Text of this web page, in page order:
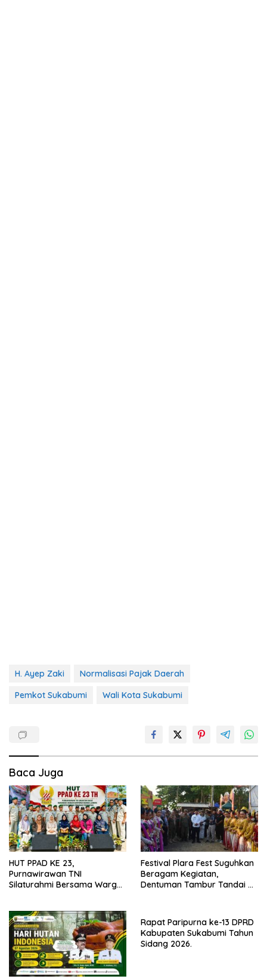
H. Ayep Zaki
Normalisasi Pajak Daerah
Pemkot Sukabumi
Wali Kota Sukabumi
Baca Juga
HUT PPAD KE 23,
Purnawirawan TNI
Silaturahmi Bersama Warga
Festival Plara Fest Suguhkan
Beragam Kegiatan,
Dentuman Tambur Tandai di
Rapat Paripurna ke-13 DPRD
Kabupaten Sukabumi Tahun
Sidang 2026.